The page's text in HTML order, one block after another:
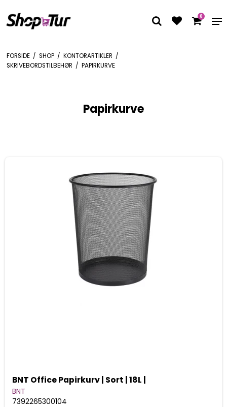
0
FORSIDE / SHOP / KONTORARTIKLER /
SKRIVEBORDSTILBEHØR / PAPIRKURVE
Papirkurve
BNT Office Papirkurv | Sort | 18L |
BNT
7392265300104